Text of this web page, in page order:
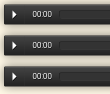
00:00
00:00
00:00